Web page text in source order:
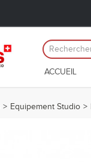
ACCUEIL
> Equipement Studio >